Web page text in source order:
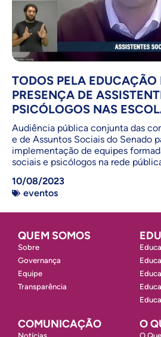
TODOS PELA EDUCAÇÃO
PRESENÇA DE
PSICÓLOGOS NAS
Audiência pública conjunta das
e de Assuntos Sociais do Senado
implementação de equipes
sociais e psicólogos na rede
10/08/2023
eventos
QUEM SOMOS
Sobre
Governança
Equipe
Transparência
COMUNICAÇÃO O